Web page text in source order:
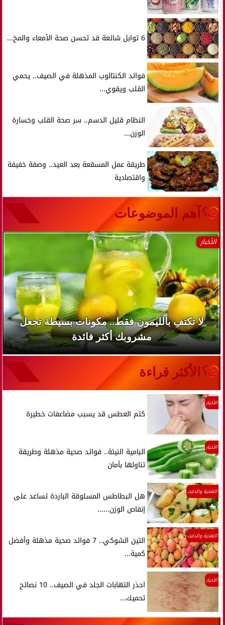
6 توابل شائعة قد تحسن صحة الأمعاء والمخ...
فوائد الكنتالوب المذهلة في الصيف.. يحمي
القلب ويقوي...
النظام قليل الدسم.. سر صحة القلب وخسارة
الوزن...
طريقة عمل المسقعة بعد العيد.. وصفة خفيفة
واقتصادية
آهم الموضوعات
الأخبار
لا تكتفِ بالليمون فقط.. مكونات بسيطة تجعل
مشروبك أكثر فائدة
الأكثر قراءة
الأخبار
كتم العطس قد يسبب مضاعفات خطيرة
الأخبار
البامية النيئة.. فوائد صحية مذهلة وطريقة
تناولها بأمان
التغذية والدايت
هل البطاطس المسلوقة الباردة تساعد على
إنقاص الوزن......
التغذية والدايت
التين الشوكي.. 7 فوائد صحية مذهلة وأفضل
كمية...
الأخبار
احذر التهابات الجلد في الصيف.. 10 نصائح
تحميك...